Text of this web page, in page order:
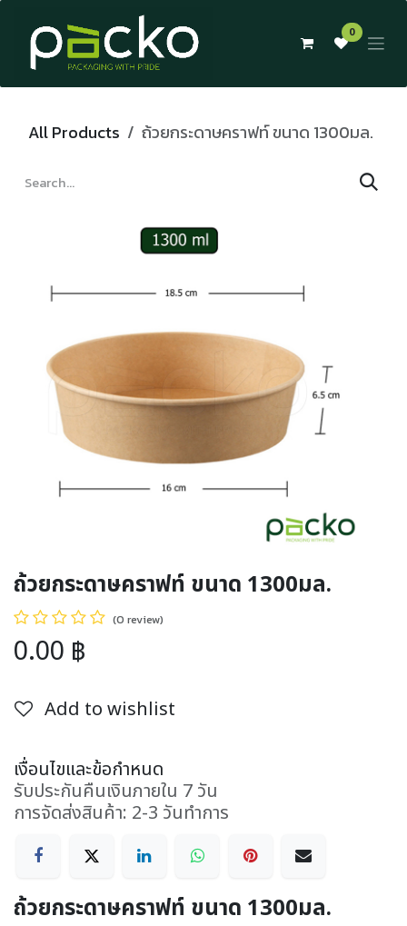
Skip to Content
0
All Products ถ้วยกระดาษคราฟท์ ขนาด 1300มล.
ถ้วยกระดาษคราฟท์ ขนาด 1300มล.
(0 review)
0.00 ฿
Add to wishlist
เงื่อนไขและข้อกำหนด
รับประกันคืนเงินภายใน 7 วัน
การจัดส่งสินค้า: 2-3 วันทำการ
ถ้วยกระดาษคราฟท์ ขนาด 1300มล.